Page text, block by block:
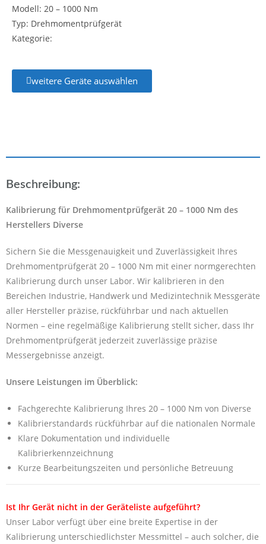
Modell: 20 – 1000 Nm
Typ: Drehmomentprüfgerät
Kategorie:
weitere Geräte auswählen
Beschreibung:
Kalibrierung für Drehmomentprüfgerät 20 – 1000 Nm des
Herstellers Diverse
Sichern Sie die Messgenauigkeit und Zuverlässigkeit Ihres
Drehmomentprüfgerät 20 – 1000 Nm mit einer normgerechten
Kalibrierung durch unser Labor. Wir kalibrieren in den
Bereichen Industrie, Handwerk und Medizintechnik Messgeräte
aller Hersteller präzise, rückführbar und nach aktuellen
Normen – eine regelmäßige Kalibrierung stellt sicher, dass Ihr
Drehmomentprüfgerät jederzeit zuverlässige präzise
Messergebnisse anzeigt.
Unsere Leistungen im Überblick:
Fachgerechte Kalibrierung Ihres 20 – 1000 Nm von Diverse
Kalibrierstandards rückführbar auf die nationalen Normale
Klare Dokumentation und individuelle
Kalibrierkennzeichnung
Kurze Bearbeitungszeiten und persönliche Betreuung
Ist Ihr Gerät nicht in der Geräteliste aufgeführt?
Unser Labor verfügt über eine breite Expertise in der
Kalibrierung unterschiedlichster Messmittel – auch solcher, die